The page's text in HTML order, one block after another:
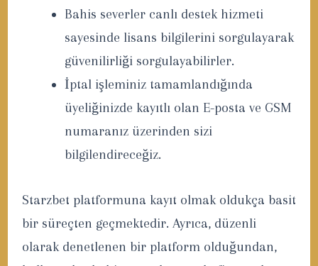
Bahis severler canlı destek hizmeti
sayesinde lisans bilgilerini sorgulayarak
güvenilirliği sorgulayabilirler.
İptal işleminiz tamamlandığında
üyeliğinizde kayıtlı olan E-posta ve GSM
numaranız üzerinden sizi
bilgilendireceğiz.
Starzbet platformuna kayıt olmak oldukça basit
bir süreçten geçmektedir. Ayrıca, düzenli
olarak denetlenen bir platform olduğundan,